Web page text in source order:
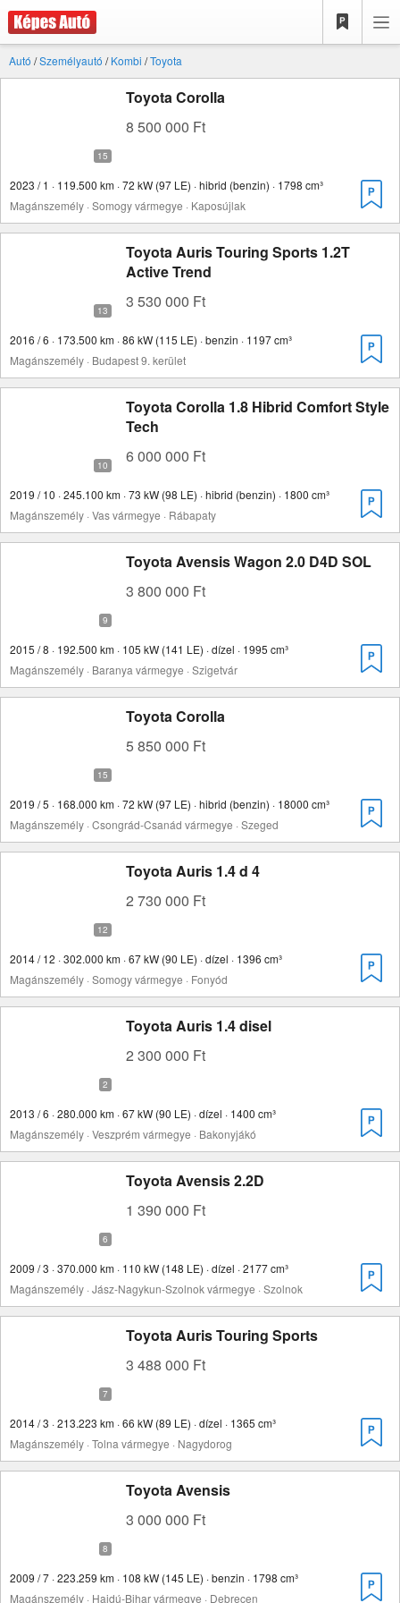
Autó /Személyautó /Kombi /Toyota
Toyota Corolla
8 500 000 Ft
2023 / 1 · 119.500 km · 72 kW (97 LE) · hibrid (benzin) · 1798 cm³
Magánszemély · Somogy vármegye · Kaposújlak
Toyota Auris Touring Sports 1.2T
Active Trend
3 530 000 Ft
2016 / 6 · 173.500 km · 86 kW (115 LE) · benzin · 1197 cm³
Magánszemély · Budapest 9. kerület
Toyota Corolla 1.8 Hibrid Comfort Style
Tech
6 000 000 Ft
2019 / 10 · 245.100 km · 73 kW (98 LE) · hibrid (benzin) · 1800 cm³
Magánszemély · Vas vármegye · Rábapaty
Toyota Avensis Wagon 2.0 D4D SOL
3 800 000 Ft
2015 / 8 · 192.500 km · 105 kW (141 LE) · dízel · 1995 cm³
Magánszemély · Baranya vármegye · Szigetvár
Toyota Corolla
5 850 000 Ft
2019 / 5 · 168.000 km · 72 kW (97 LE) · hibrid (benzin) · 18000 cm³
Magánszemély · Csongrád-Csanád vármegye · Szeged
Toyota Auris 1.4 d 4
2 730 000 Ft
2014 / 12 · 302.000 km · 67 kW (90 LE) · dízel · 1396 cm³
Magánszemély · Somogy vármegye · Fonyód
Toyota Auris 1.4 disel
2 300 000 Ft
2013 / 6 · 280.000 km · 67 kW (90 LE) · dízel · 1400 cm³
Magánszemély · Veszprém vármegye · Bakonyjákó
Toyota Avensis 2.2D
1 390 000 Ft
2009 / 3 · 370.000 km · 110 kW (148 LE) · dízel · 2177 cm³
Magánszemély · Jász-Nagykun-Szolnok vármegye · Szolnok
Toyota Auris Touring Sports
3 488 000 Ft
2014 / 3 · 213.223 km · 66 kW (89 LE) · dízel · 1365 cm³
Magánszemély · Tolna vármegye · Nagydorog
Toyota Avensis
3 000 000 Ft
2009 / 7 · 223.259 km · 108 kW (145 LE) · benzin · 1798 cm³
Magánszemély · Hajdú-Bihar vármegye · Debrecen